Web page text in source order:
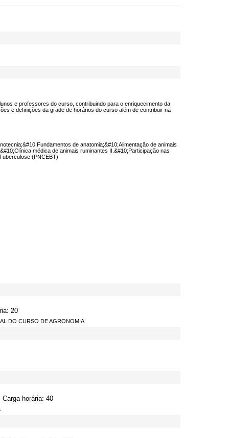
e professores do curso, contribuindo para o enriquecimento da
e definições da grade de horários do curso além de contribuir na
de anatomia;&#10;Alimentação de animais
médica de animais ruminantes II.&#10;Participação nas
(PNCEBT)
20
DO CURSO DE AGRONOMIA
horária: 40